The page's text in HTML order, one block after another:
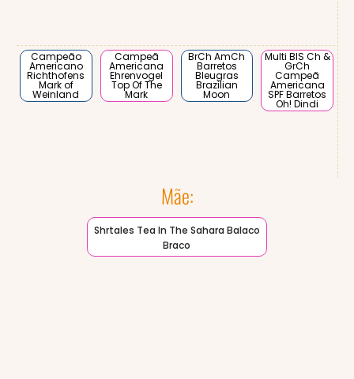
Campeão
Americano
Richthofens
Mark of
Weinland
Campeã
Americana
Ehrenvogel
Top Of The
Mark
BrCh AmCh
Barretos
Bleugras
Brazilian
Moon
Multi BIS Ch &
GrCh
Campeã
Americana
SPF Barretos
Oh! Dindi
Mãe:
Shrtales Tea In The Sahara Balaco
Braco